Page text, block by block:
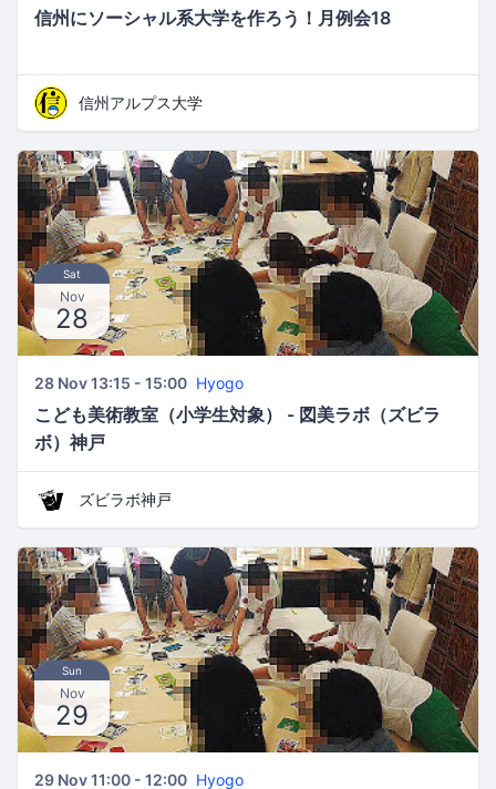
信州にソーシャル系大学を作ろう！月例会18
信州アルプス大学
Sat
Nov
28
28 Nov 13:15 - 15:00 Hyogo
こども美術教室（小学生対象） - 図美ラボ（ズビラ
ボ）神戸
ズビラボ神戸
Sun
Nov
29
29 Nov 11:00 - 12:00 Hyogo